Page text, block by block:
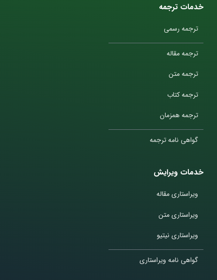
خدمات ترجمه
ترجمه رسمی
ترجمه مقاله
ترجمه متن
ترجمه کتاب
ترجمه همزمان
گواهی نامه ترجمه
خدمات ویرایش
ویراستاری مقاله
ویراستاری متن
ویراستاری نیتیو
گواهی نامه ویراستاری